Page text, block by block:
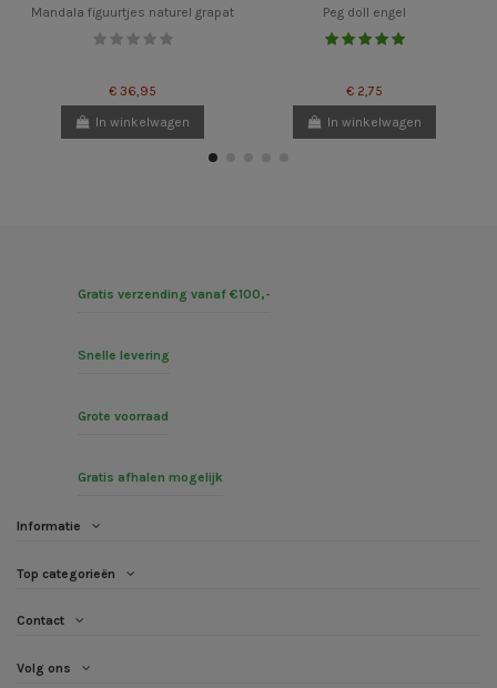
Mandala figuurtjes naturel grapat
€ 36,95
In winkelwagen
Peg doll engel
€ 2,75
In winkelwagen
Gratis verzending vanaf €100,-
Snelle levering
Grote voorraad
Gratis afhalen mogelijk
Informatie
Top categorieën
Contact
Volg ons